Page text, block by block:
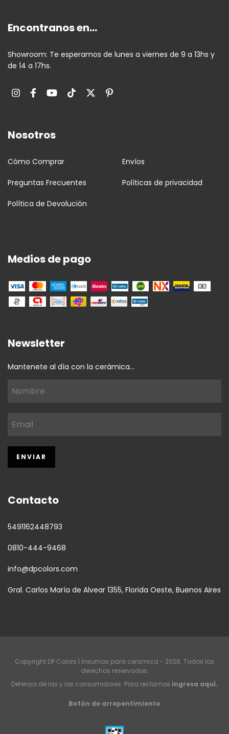
Encontranos en...
Showroom: Te esperamos de lunes a viernes de 9 a 13hs y
de 14 a 17hs.
Nosotros
Cómo Comprar Envíos
Preguntas Frecuentes Políticas de privacidad
Política de Devolución
Medios de pago
Newsletter
Mantenete al día con la cerámica...
Contacto
5491162448793
0810-444-9468
info@dpcolors.com
Gral. Carlos María de Alvear 1355, Florida Oeste, Buenos Aires
Copyright DP Colors | Insumos para ceramica - 2026. Todos los
derechos reservados.
Defensa de las y los consumidores. Para reclamos ingresa aquí.
Botón de arrepentimiento